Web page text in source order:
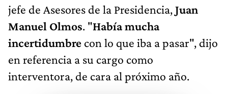
jefe de Asesores de la Presidencia,Juan
Manuel Olmos. "Había mucha
incertidumbre con lo que iba a pasar", dijo
en referencia a su cargo como
interventora, de cara al próximo año.